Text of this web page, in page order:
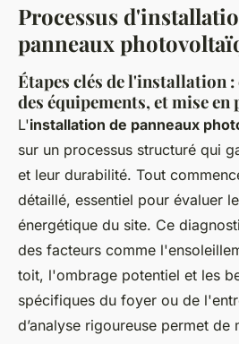
Processus
panneaux
Étapes clés de l'installation
des équipements, et mise en
L'installation de panneaux
sur un processus structuré qui
et leur durabilité. Tout
détaillé, essentiel pour évaluer
énergétique du site. Ce
des facteurs comme
toit, l'ombrage potentiel et les
spécifiques du foyer ou de
d’analyse rigoureuse permet de